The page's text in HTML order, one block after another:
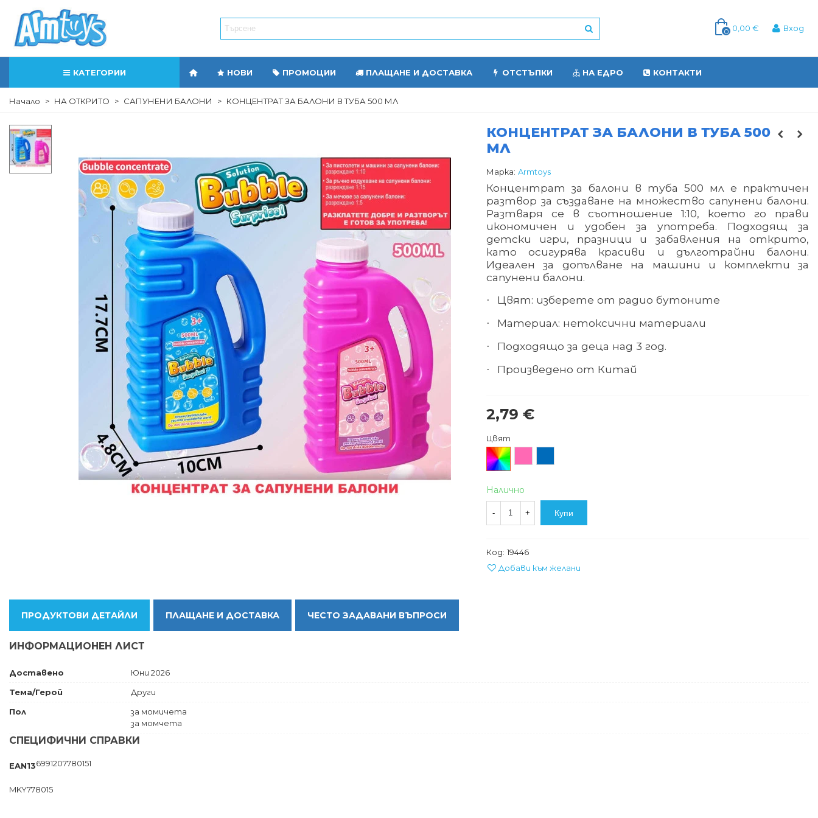
0 0,00 € Вход
КАТЕГОРИИ НОВИ ПРОМОЦИИ ПЛАЩАНЕ И ДОСТАВКА ОТСТЪПКИ НА ЕДРО КОНТАКТИ
Начало > НА ОТКРИТО > САПУНЕНИ БАЛОНИ > КОНЦЕНТРАТ ЗА БАЛОНИ В ТУБА 500 МЛ
КОНЦЕНТРАТ ЗА БАЛОНИ В ТУБА 500
МЛ
Марка: Armtoys
Концентрат за балони в туба 500 мл е практичен
разтвор за създаване на множество сапунени балони.
Разтваря се в съотношение 1:10, което го прави
икономичен и удобен за употреба. Подходящ за
детски игри, празници и забавления на открито,
като осигурява красиви и дълготрайни балони.
Идеален за допълване на машини и комплекти за
сапунени балони.
· Цвят: изберете от радио бутоните
· Материал: нетоксични материали
· Подходящо за деца над 3 год.
· Произведено от Китай
2,79 €
Цвят
Произволен/
микс
Налично
- + Купи
Код: 19446
Добави към желани
ПРОДУКТОВИ ДЕТАЙЛИ ПЛАЩАНЕ И ДОСТАВКА ЧЕСТО ЗАДАВАНИ ВЪПРОСИ
ИНФОРМАЦИОНЕН ЛИСТ
Доставено
Юни 2026
Тема/Герой
Други
Пол
за момичета
за момчета
СПЕЦИФИЧНИ СПРАВКИ
EAN136991207780151
MKY778015